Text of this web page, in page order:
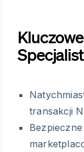
transakcji